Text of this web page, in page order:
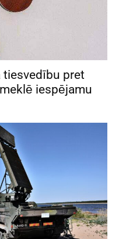
tiesvedību pret
iespējamu